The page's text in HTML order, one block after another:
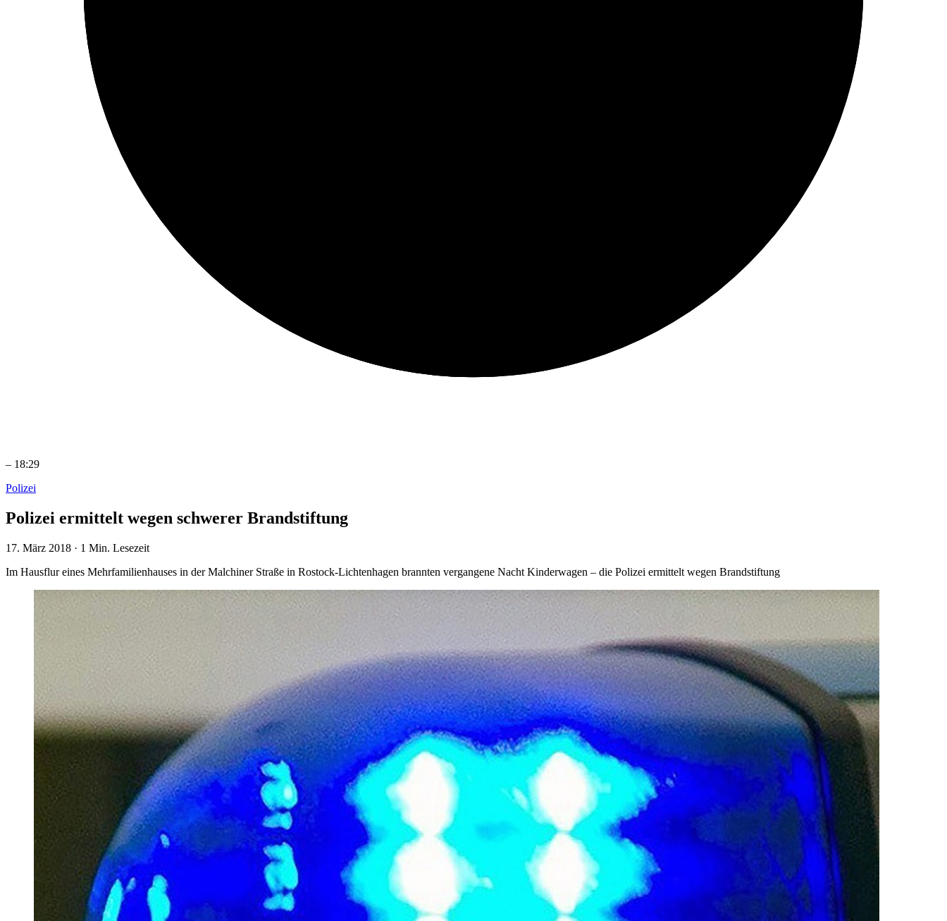
– 18:29
Polizei
Polizei ermittelt wegen schwerer Brandstiftung
17. März 2018 · 1 Min. Lesezeit
Im Hausflur eines Mehrfamilienhauses in der Malchiner Straße in Rostock-Lichtenhagen brannten vergangene Nacht Kinderwagen – die Polizei ermittelt wegen Brandstiftung